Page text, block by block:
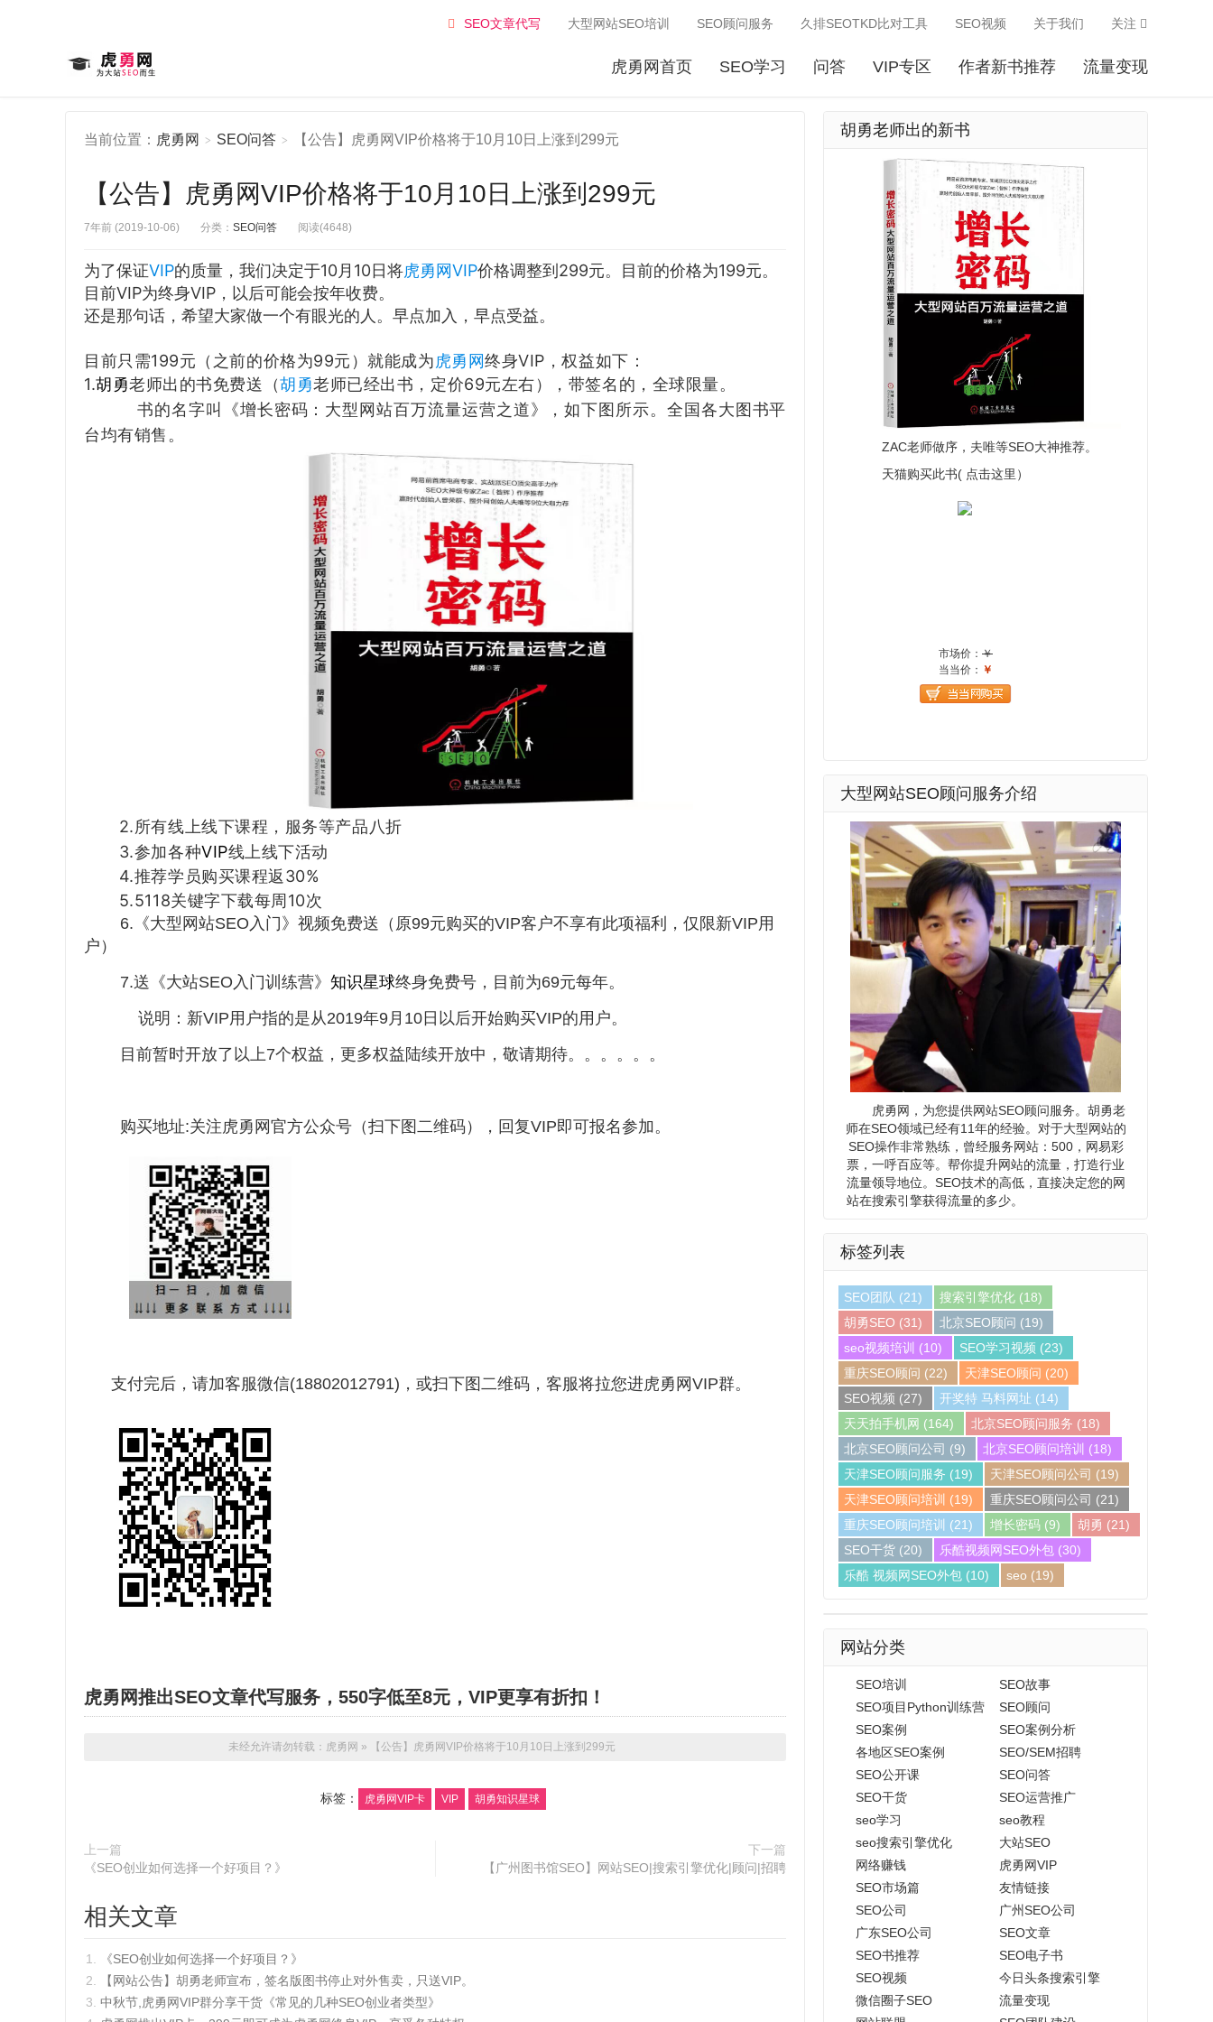
虎勇网首页 SEO学习 问答 VIP专区 作者新书推荐 流量变现
SEO文章代写 大型网站SEO培训 SEO顾问服务 久排SEOTKD比对工具 SEO视频 关于我们 关注
当前位置： 虎勇网 > SEO问答 > 【公告】虎勇网VIP价格将于10月10日上涨到299元
【公告】虎勇网VIP价格将于10月10日上涨到299元
7年前 (2019-10-06) 分类： SEO问答 阅读(4648)
为了保证VIP的质量，我们决定于10月10日将虎勇网VIP价格调整到299元。目前的价格为199元。
目前VIP为终身VIP，以后可能会按年收费。
还是那句话，希望大家做一个有眼光的人。早点加入，早点受益。
目前只需199元（之前的价格为99元）就能成为虎勇网终身VIP ，权益如下：
1.胡勇老师出的书免费送（胡勇老师已经出书，定价69元左右），带签名的，全球限量。
书的名字叫《增长密码 ： 大型网站百万流量运营之道》，如下图所示。全国各大图书平
台均有销售。
2.所有线上线下课程，服务等产品八折
3.参加各种VIP线上线下活动
4.推荐学员购买课程返30%
5.5118关键字下载每周10次
6.《大型网站SEO入门》视频免费送（原99元购买的VIP客户不享有此项福利，仅限新VIP用
户）
7.送《大站SEO入门训练营》 知识星球终身免费号，目前为69元每年。
说明：新VIP用户指的是从2019年9月10日以后开始购买VIP的用户。
目前暂时开放了以上7个权益，更多权益陆续开放中，敬请期待。。。。。。
购买地址:关注虎勇网官方公众号（扫下图二维码），回复VIP即可报名参加。
支付完后，请加客服微信(18802012791)，或扫下图二维码，客服将拉您进虎勇网VIP群。
虎勇网推出SEO文章代写服务，550字低至8元，VIP更享有折扣！
未经允许请勿转载： 虎勇网 » 【公告】虎勇网VIP价格将于10月10日上涨到299元
标签： 虎勇网VIP卡 VIP 胡勇知识星球
上一篇
《SEO创业如何选择一个好项目？》
下一篇
【广州图书馆SEO】网站SEO|搜索引擎优化|顾问|招聘
相关文章
《SEO创业如何选择一个好项目？》
【网站公告】胡勇老师宣布，签名版图书停止对外售卖，只送VIP。
中秋节,虎勇网VIP群分享干货《常见的几种SEO创业者类型》
胡勇老师出的新书
ZAC老师做序，夫唯等SEO大神推荐。
天猫购买此书( 点击这里）
大型网站SEO顾问服务介绍
虎勇网，为您提供网站SEO顾问服务。胡勇老
师在SEO领域已经有11年的经验。对于大型网站的
SEO操作非常熟练，曾经服务网站：500，网易彩
票，一呼百应等。帮你提升网站的流量，打造行业
流量领导地位。SEO技术的高低，直接决定您的网
站在搜索引擎获得流量的多少。
标签列表
SEO团队 (21) 搜索引擎优化 (18)
胡勇SEO (31) 北京SEO顾问 (19)
seo视频培训 (10) SEO学习视频 (23)
重庆SEO顾问 (22) 天津SEO顾问 (20)
SEO视频 (27) 开奖特 马料网址 (14)
天天拍手机网 (164) 北京SEO顾问服务 (18)
北京SEO顾问公司 (9) 北京SEO顾问培训 (18)
天津SEO顾问服务 (19) 天津SEO顾问公司 (19)
天津SEO顾问培训 (19) 重庆SEO顾问公司 (21)
重庆SEO顾问培训 (21) 增长密码 (9) 胡勇 (21)
SEO干货 (20) 乐酷视频网SEO外包 (30)
乐酷 视频网SEO外包 (10) seo (19)
网站分类
SEO培训
SEO故事
SEO项目Python训练营
SEO顾问
SEO案例
SEO案例分析
各地区SEO案例
SEO/SEM招聘
SEO公开课
SEO问答
SEO干货
SEO运营推广
seo学习
seo教程
seo搜索引擎优化
大站SEO
网络赚钱
虎勇网VIP
SEO市场篇
友情链接
SEO公司
广州SEO公司
广东SEO公司
SEO文章
SEO书推荐
SEO电子书
SEO视频
今日头条搜索引擎
微信圈子SEO
流量变现